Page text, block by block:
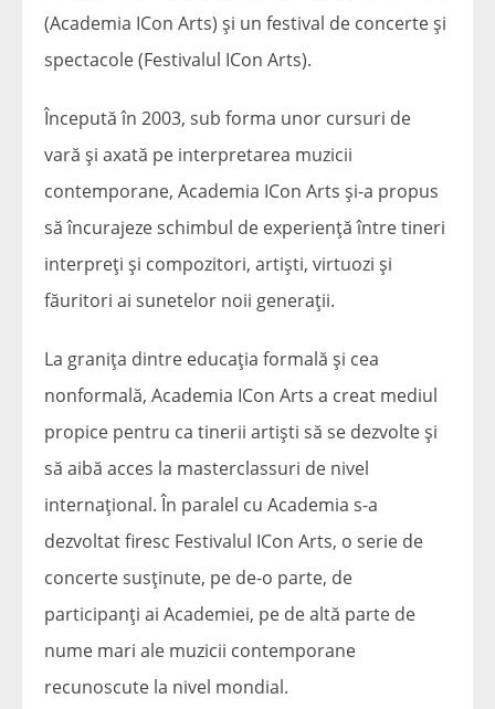
(Academia ICon Arts) și un festival de concerte și
spectacole (Festivalul ICon Arts).
Începută în 2003, sub forma unor cursuri de
vară și axată pe interpretarea muzicii
contemporane, Academia ICon Arts și-a propus
să încurajeze schimbul de experiență între tineri
interpreți și compozitori, artiști, virtuozi și
făuritori ai sunetelor noii generații.
La granița dintre educația formală și cea
nonformală, Academia ICon Arts a creat mediul
propice pentru ca tinerii artiști să se dezvolte și
să aibă acces la masterclassuri de nivel
internațional. În paralel cu Academia s-a
dezvoltat firesc Festivalul ICon Arts, o serie de
concerte susținute, pe de-o parte, de
participanți ai Academiei, pe de altă parte de
nume mari ale muzicii contemporane
recunoscute la nivel mondial.